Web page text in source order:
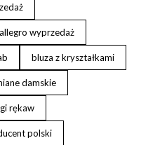
allegro wyprzedaż
bluza z kryształkami
damskie
rękaw
polski